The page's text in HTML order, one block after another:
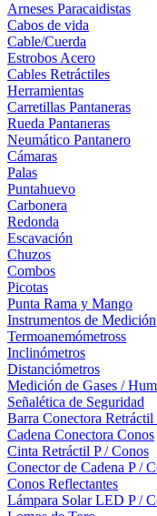
Arneses Paracaidistas
Cabos de vida
Cable/Cuerda
Estrobos Acero
Cables Retráctiles
Herramientas
Carretillas Pantaneras
Rueda Pantaneras
Neumático Pantanero
Cámaras
Palas
Puntahuevo
Carbonera
Redonda
Escavación
Chuzos
Combos
Picotas
Punta Rama y Mango
Instrumentos de Medición
Termoanemómetross
Inclinómetros
Distanciómetros
Medición de Gases /
Señalética de Seguridad
Barra Conectora Retráctil
Cadena Conectora Conos
Cinta Retráctil P / Conos
Conector de Cadena P /
Conos Reflectantes
Lámpara Solar LED P /